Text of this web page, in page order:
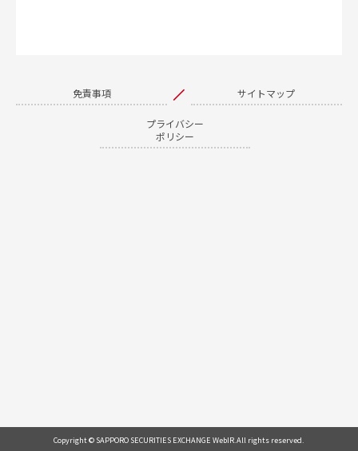
免責事項 サイトマップ
プライバシー
ポリシー
Copyright © SAPPORO SECURITIES EXCHANGE WebIR.All rights reserved.